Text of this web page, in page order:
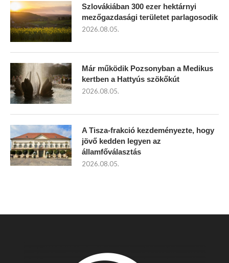
Szlovákiában 300 ezer hektárnyi
mezőgazdasági területet parlagosodik
2026.08.05.
Már működik Pozsonyban a Medikus
kertben a Hattyús szökőkút
2026.08.05.
A Tisza-frakció kezdeményezte, hogy
jövő kedden legyen az
államfőválasztás
2026.08.05.